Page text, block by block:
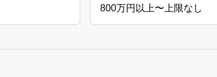
800万円以上〜上限なし